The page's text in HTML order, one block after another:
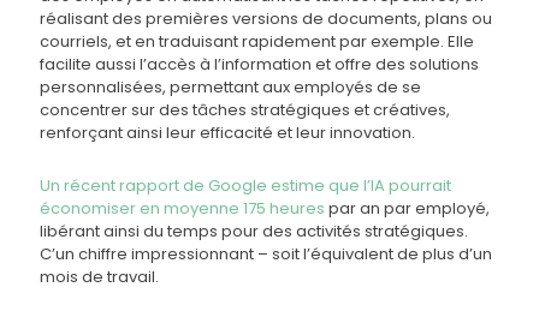
réalisant des premières versions de documents, plans ou
courriels, et en traduisant rapidement par exemple. Elle
facilite aussi l’accès à l’information et offre des solutions
personnalisées, permettant aux employés de se
concentrer sur des tâches stratégiques et créatives,
renforçant ainsi leur efficacité et leur innovation.
Un récent rapport de Google estime que l’IA pourrait
économiser en moyenne 175 heures par an par employé,
libérant ainsi du temps pour des activités stratégiques​​.
C’un chiffre impressionnant – soit l’équivalent de plus d’un
mois de travail.